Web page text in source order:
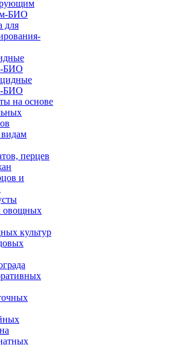
БИО
для
БИО
БИО
на основе
перцев
и
овощных
культур